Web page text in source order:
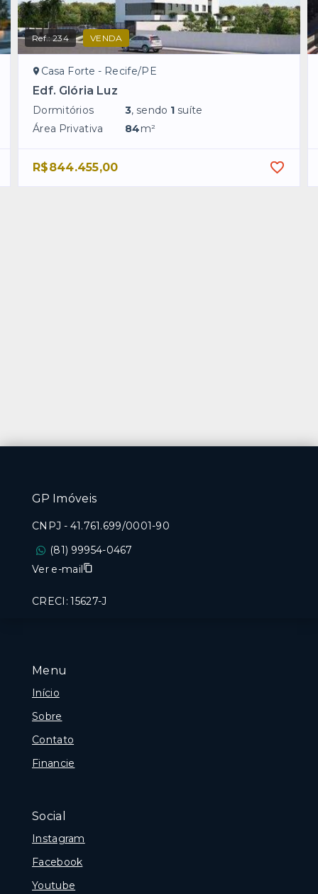
Ref.:234 VENDA
Casa Forte - Recife/PE
Edf. Glória Luz
Dormitórios 3, sendo 1 suíte
Área Privativa
84m²
R$844.455,00
Menu
Início
Sobre
Contato
Financie
Social
Instagram
Facebook
Youtube
GP Imóveis
CNPJ - 41.761.699/0001-90
(81) 99954-0467
Ver e-mail
CRECI: 15627-J